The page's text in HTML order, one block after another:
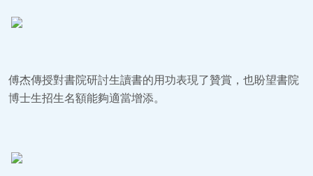
傅杰傳授對書院研討生讀書的用功表現了贊賞，也盼望書院
博士生招生名額能夠適當增添。